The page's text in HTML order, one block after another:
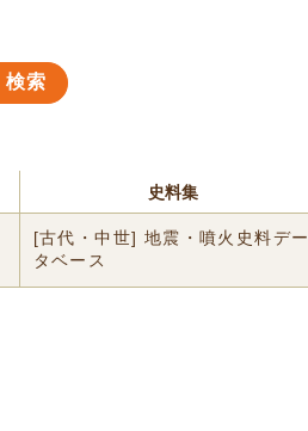
検索
史料集
[古代・中世] 地震・噴火史料デー
タベース